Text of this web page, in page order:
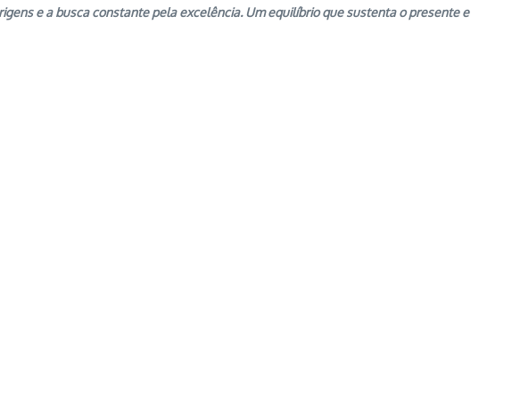
e a busca constante pela excelência. Um equilíbrio que sustenta o presente e